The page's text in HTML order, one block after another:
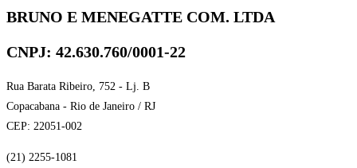
BRUNO E MENEGATTE COM. LTDA
CNPJ: 42.630.760/0001-22
Rua Barata Ribeiro, 752 - Lj. B
Copacabana - Rio de Janeiro / RJ
CEP: 22051-002
(21) 2255-1081